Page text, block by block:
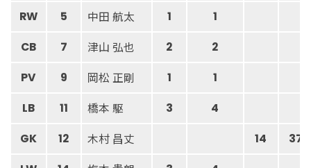
RW 5 中田 航太 1 1
CB 7 津山 弘也 2 2
PV 9 岡松 正剛 1 1
LB 11 橋本 駆 3 4
GK 12 木村 昌丈 14 37